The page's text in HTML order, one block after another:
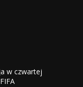
w czwartej